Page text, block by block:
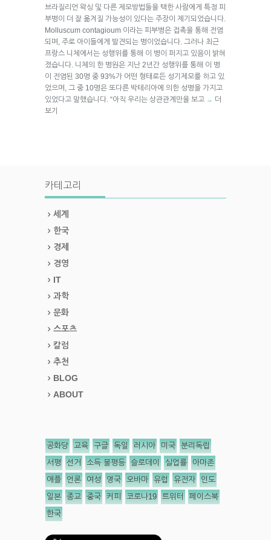
브라질리언 왁싱 및 다른 제모방법들을 택한 사람에게 특정 피
부병이 더 잘 옮겨질 가능성이 있다는 주장이 제기되었습니다.
Molluscum contagioum 이라는 피부병은 접촉을 통해 전염
되며, 주로 아이들에게 발견되는 병이었습니다. 그러나 최근
프랑스 니체에서는 성행위를 통해 이 병이 퍼지고 있음이 밝혀
졌습니다. 니체의 한 병원은 지난 2년간 성행위를 통해 이 병
이 전염된 30명 중 93%가 어떤 형태로든 성기제모를 하고 있
었으며, 그 중 10명은 또다른 박테리아에 의한 성병을 가지고
있었다고 말했습니다. “아직 우리는 상관관계만을 보고 → 더
보기
카테고리
세계
한국
경제
경영
IT
과학
문화
스포츠
칼럼
추천
BLOG
ABOUT
공화당 교육 구글 독일 러시아 미국 분리독립
서평 선거 소득 불평등 슬로데이 실업률 아마존
애플 언론 여성 영국 오바마 유럽 유전자 인도
일본 종교 중국 커피 코로나19 트위터 페이스북
한국